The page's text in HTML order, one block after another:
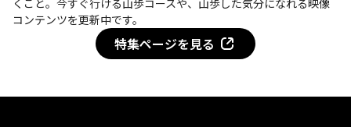
コンテンツを更新中です。
特集ページを見る